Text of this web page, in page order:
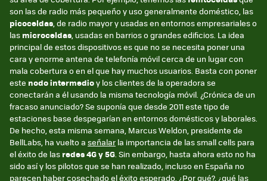
son las de radio más pequeño y uso generalmente doméstico, las
picoceldas , de radio mayor y usadas en entornos empresariales o
las microceldas , usadas en barrios o grandes edificios. La idea
principal de estos dispositivos es que no se necesita poner una
cara y enorme antena de telefonía móvil cerca de un lugar con
mala cobertura o en el que hay muchos usuarios. Basta con poner
este nodo intermedioy los clientes de la operadora se
conectarán a él usando la misma tecnología móvil. ¿Crónica de un
fracaso anunciado? Se suponía que desde 2011 este tipo de
estaciones base despegarían en entornos domésticos y laborales.
De hecho, esta misma semana, Marcus Weldon, presidente de
BellLabs, ha vuelto a señalar la importancia de las small cells para
el éxito de las redes 4G y 5G . Sin embargo, hasta ahora esto no ha
sido así y los pilotos que se han realizado, incluso en España no
parecen haber cosechado el éxito esperado. ¿Por qué?, ¿qué las